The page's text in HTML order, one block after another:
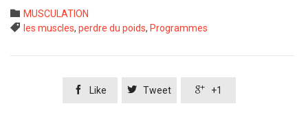
 Category
MUSCULATION
 Tags
les muscles, perdre du poids, Programmes
 Like  Tweet  +1